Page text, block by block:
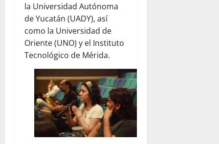
la Universidad Autónoma
de Yucatán (UADY), así
como la Universidad de
Oriente (UNO) y el Instituto
Tecnológico de Mérida.